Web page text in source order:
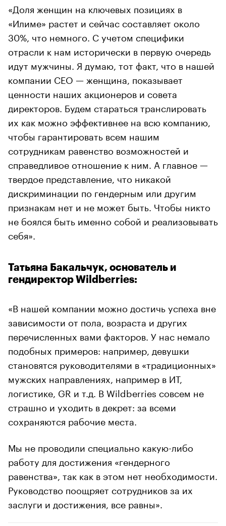
«Доля женщин на ключевых позициях в
«Илиме» растет и сейчас составляет около
30%, что немного. С учетом специфики
отрасли к нам исторически в первую очередь
идут мужчины. Я думаю, тот факт, что в нашей
компании СЕО — женщина, показывает
ценности наших акционеров и совета
директоров. Будем стараться транслировать
их как можно эффективнее на всю компанию,
чтобы гарантировать всем нашим
сотрудникам равенство возможностей и
справедливое отношение к ним. А главное —
твердое представление, что никакой
дискриминации по гендерным или другим
признакам нет и не может быть. Чтобы никто
не боялся быть именно собой и реализовывать
себя».
Татьяна Бакальчук, основатель и
гендиректор Wildberries:
«В нашей компании можно достичь успеха вне
зависимости от пола, возраста и других
перечисленных вами факторов. У нас немало
подобных примеров: например, девушки
становятся руководителями в «традиционных»
мужских направлениях, например в ИТ,
логистике, GR и т.д. В Wildberries совсем не
страшно и уходить в декрет: за всеми
сохраняются рабочие места.
Мы не проводили специально какую-либо
работу для достижения «гендерного
равенства», так как в этом нет необходимости.
Руководство поощряет сотрудников за их
заслуги и достижения, все равны».